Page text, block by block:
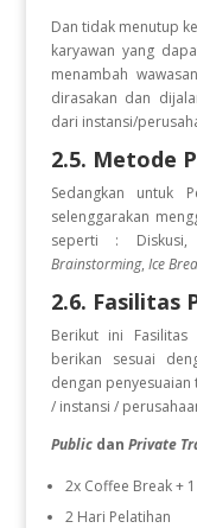
Dan tidak menutup
karyawan yang
menambah
dirasakan dan
dari instansi/
2.5. Metode
Sedangkan untuk
selenggarakan
seperti : Diskusi,
Brainstorming, Ice
2.6. Fasilitas
Berikut ini Fasilitas
berikan sesuai
dengan
/ instansi /
Publicdan Private
2x Coffee Break +
2 Hari Pelatihan